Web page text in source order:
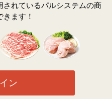
されているパルシステムの商
ます！
ン